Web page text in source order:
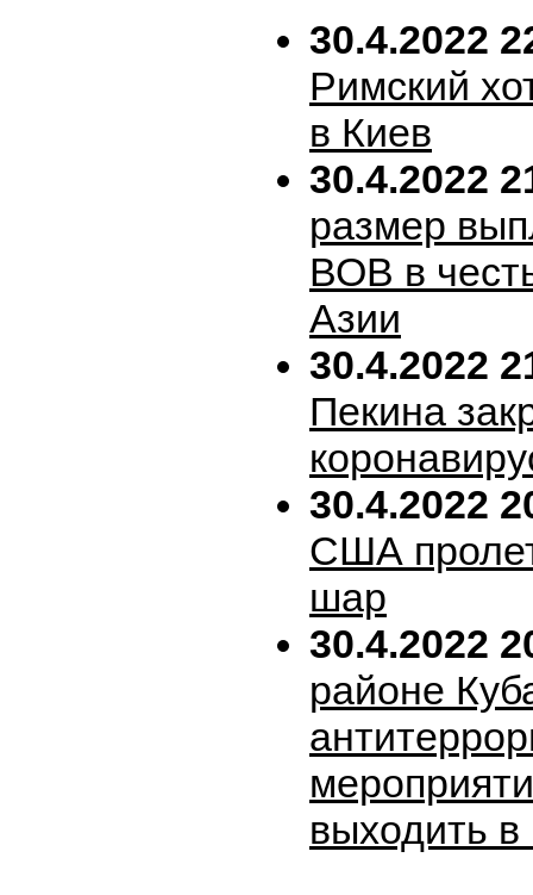
30.4.2022
Римский
в Киев
30.4.2022
размер
ВОВ в
Азии
30.4.2022
Пекина
30.4.2022
США
шар
30.4.2022
районе
выходить